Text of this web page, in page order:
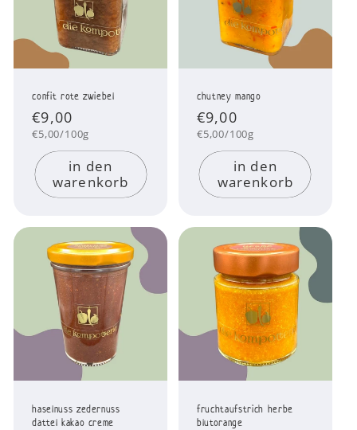
confit rote zwiebel
Normaler
Preis
€9,00
Grundpreis
€5,00/100g
in den
warenkorb
chutney mango
Normaler
Preis
€9,00
Grundpreis
€5,00/100g
in den
warenkorb
haselnuss zedernuss
dattel kakao creme
fruchtaufstrich herbe
blutorange